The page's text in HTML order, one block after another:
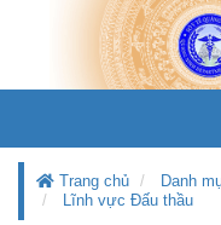
Trang chủ Danh
Lĩnh vực Đấu thầu